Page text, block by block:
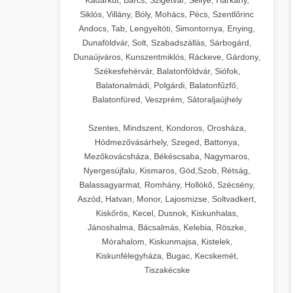
Siklós, Villány, Bóly, Mohács, Pécs, Szentlőrinc
Andocs, Tab, Lengyeltóti, Simontornya, Enying,
Dunaföldvár, Solt, Szabadszállás, Sárbogárd,
Dunaújváros, Kunszentmiklós, Ráckeve, Gárdony,
Székesfehérvár, Balatonföldvár, Siófok,
Balatonalmádi, Polgárdi, Balatonfűzfő,
Balatonfüred, Veszprém, Sátoraljaújhely
Szentes, Mindszent, Kondoros, Orosháza,
Hódmezővásárhely, Szeged, Battonya,
Mezőkovácsháza, Békéscsaba, Nagymaros,
Nyergesújfalu, Kismaros, Göd,Szob, Rétság,
Balassagyarmat, Romhány, Hollókő, Szécsény,
Aszód, Hatvan, Monor, Lajosmizse, Soltvadkert,
Kiskőrös, Kecel, Dusnok, Kiskunhalas,
Jánoshalma, Bácsalmás, Kelebia, Röszke,
Mórahalom, Kiskunmajsa, Kistelek,
Kiskunfélegyháza, Bugac, Kecskemét,
Tiszakécske